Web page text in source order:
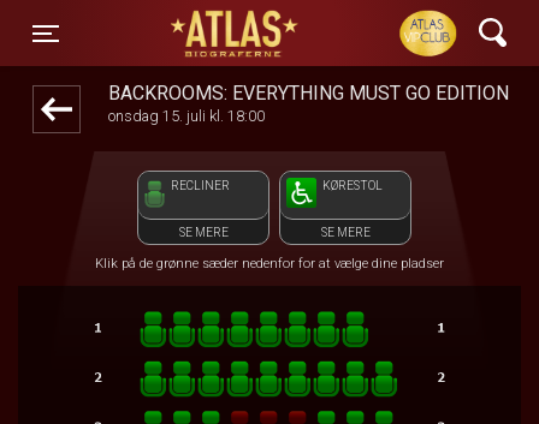
Toggle navigation
ATLAS Biograferne
BACKROOMS: EVERYTHING MUST GO EDITION
onsdag 15. juli kl. 18:00
RECLINER
SE MERE
KØRESTOL
SE MERE
Klik på de grønne sæder nedenfor for at vælge dine pladser
1step-front02 032113